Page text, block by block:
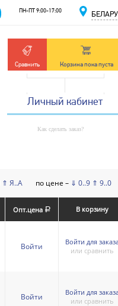
Личный кабинет
ПН-ПТ 9:00-17:00
Сравнить Корзина пока пуста
Как сделать заказ?
⇑ Я..А по цене – ⇓ 0..9 ⇑ 9..0
Опт.цена a В корзину
Войти
Войти для
или сравнить
Войти
Войти для
или сравнить